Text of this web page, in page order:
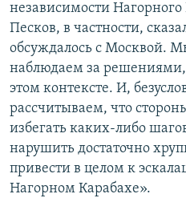
независимости
Песков, в частности,
обсуждалось с Москвой.
наблюдаем за
этом контексте. И,
рассчитываем, что
избегать каких-либо
нарушить достаточно
привести в целом к
Нагорном Карабахе».